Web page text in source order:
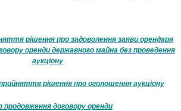
рішення про задоволення заяви орендаря
оренди державного майна без проведення
аукціону
рішення про оголошення аукціону
продовження договору оренди